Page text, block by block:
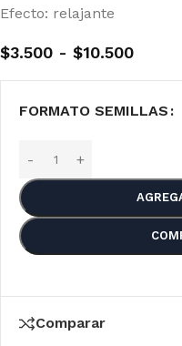
Efecto: relajante
$3.500 - $10.500
FORMATO SEMILLAS
Comparar